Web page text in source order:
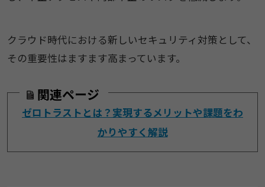
クラウド時代における新しいセキュリティ対策として、
その重要性はますます高まっています。
関連ページ
ゼロトラストとは？実現するメリットや課題をわ
かりやすく解説